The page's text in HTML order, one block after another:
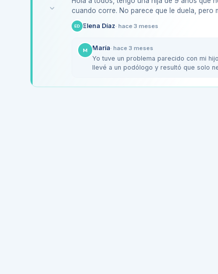
cuando corre. No parece que le duela, pero
problemas en el futuro,…
ED Elena Díaz· hace 3 meses
M María· hace 3 meses
Yo tuve un problema parecido con mi
llevé a un podólogo y resultó que solo